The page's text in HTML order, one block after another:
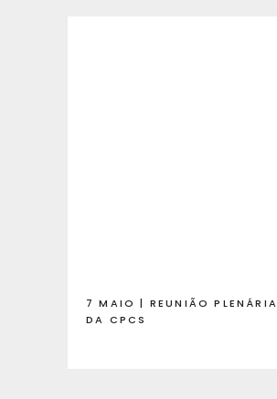
7 MAIO | REUNIÃO PLENÁRIA
DA CPCS